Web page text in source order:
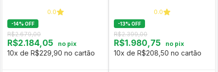
0.0
-14% OFF
R$2.679,00
R$2.184,05 no pix
10x de R$229,90 no cartão
0.0
-13% OFF
R$2.399,00
R$1.980,75 no pix
10x de R$208,50 no cartão